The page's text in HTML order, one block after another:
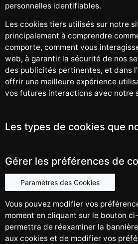
personnelles identifiables.
Les cookies tiers utilisés sur notre
principalement à comprendre
comporte, comment vous
web, à garantir la sécurité de nos
des publicités pertinentes, et dans
offrir une meilleure expérience
vos futures interactions avec notre
Les types de cookies que
Gérer les préférences de
Paramètres des Cookies
Vous pouvez modifier vos
moment en cliquant sur le bouton
permettra de réexaminer la
aux cookies et de modifier vos